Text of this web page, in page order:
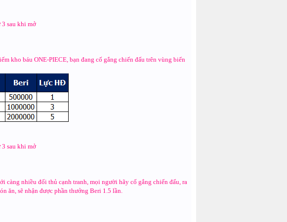
3 sau khi mở
kho báu ONE-PIECE, bạn đang cố gắng chiến đấu trên vùng biển
3 sau khi mở
càng nhiều đối thủ cạnh tranh, mọi người hãy cố gắng chiến đấu, ra
ăn, sẽ nhận được phần thưởng Beri 1.5 lần.